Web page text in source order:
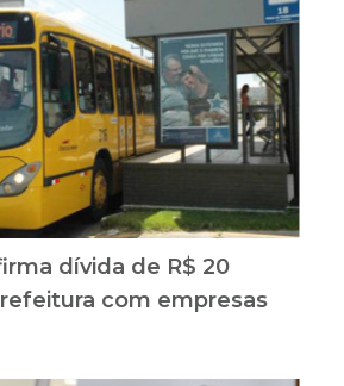
dívida de R$ 20
com empresas